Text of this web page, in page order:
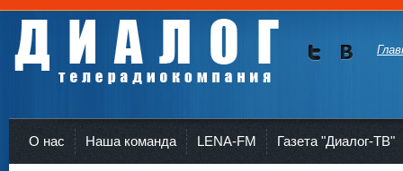
О нас Наша команда LENA-FM Газета "Диалог-ТВ"